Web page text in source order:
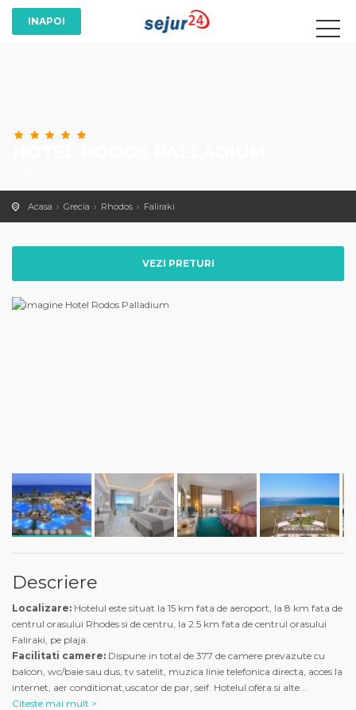
Acasa Grecia Rhodos Faliraki
VEZI PRETURI
Descriere
Localizare: Hotelul este situat la 15 km fata de aeroport, la 8 km fata de
centrul orasului Rhodes si de centru, la 2.5 km fata de centrul orasului
Faliraki, pe plaja.
Facilitati camere: Dispune in total de 377 de camere prevazute cu
balcon, wc/baie sau dus, tv satelit, muzica linie telefonica directa, acces la
internet, aer conditionat,uscator de par, seif. Hotelul ofera si alte
Citeste mai mult >